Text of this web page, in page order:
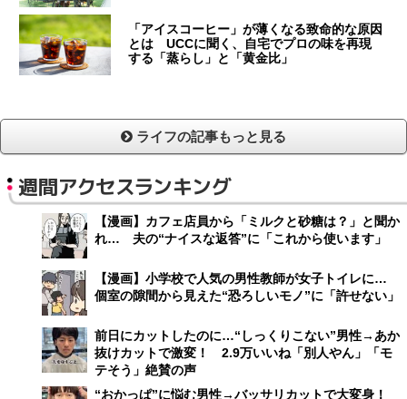
「アイスコーヒー」が薄くなる致命的な原因
とは UCCに聞く、自宅でプロの味を再現
する「蒸らし」と「黄金比」
ライフの記事もっと見る
週間アクセスランキング
【漫画】カフェ店員から「ミルクと砂糖は？」と聞か
れ… 夫の“ナイスな返答”に「これから使います」
【漫画】小学校で人気の男性教師が女子トイレに…
個室の隙間から見えた“恐ろしいモノ”に「許せない」
前日にカットしたのに…“しっくりこない”男性→あか
抜けカットで激変！ 2.9万いいね「別人やん」「モ
テそう」絶賛の声
“おかっぱ”に悩む男性→バッサリカットで大変身！